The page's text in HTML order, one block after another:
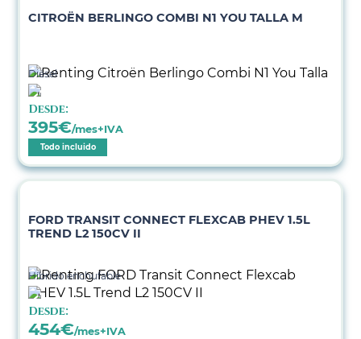
CITROËN BERLINGO COMBI N1 YOU TALLA M
Diésel
Desde:
395€/mes+IVA
Todo incluido
FORD TRANSIT CONNECT FLEXCAB PHEV 1.5L
TREND L2 150CV II
Híbrido enchufable
Desde:
454€/mes+IVA